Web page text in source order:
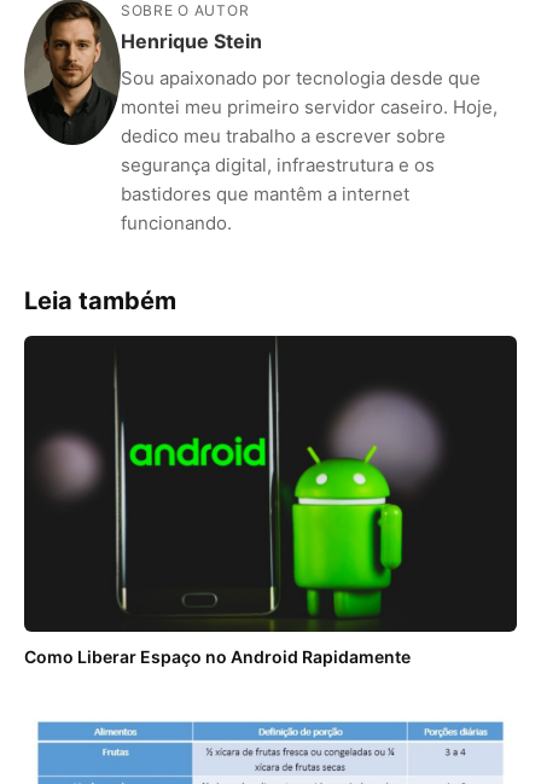
SOBRE O AUTOR
Henrique Stein
Sou apaixonado por tecnologia desde que
montei meu primeiro servidor caseiro. Hoje,
dedico meu trabalho a escrever sobre
segurança digital, infraestrutura e os
bastidores que mantêm a internet
funcionando.
Leia também
Como Liberar Espaço no Android Rapidamente